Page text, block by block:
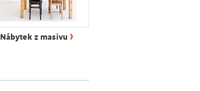
Nábytek z masivu ›